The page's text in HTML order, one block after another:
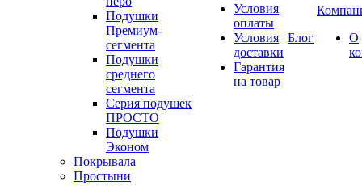
Подушки
Премиум-
сегмента
Подушки
среднего
сегмента
Серия подушек
ПРОСТО
Подушки
Эконом
Покрывала
Простыни
Условия
оплаты
Условия
доставки
Гарантия
на товар
Блог
О